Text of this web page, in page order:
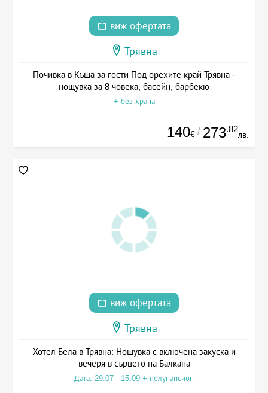
виж офертата
Трявна
Почивка в Къща за гости Под орехите край Трявна -
нощувка за 8 човека, басейн, барбекю
+ без храна
140€ / 273.82
лв.
виж офертата
Трявна
Хотел Бела в Трявна: Нощувка с включена закуска и
вечеря в сърцето на Балкана
Дата: 29.07 - 15.09 + полупансион